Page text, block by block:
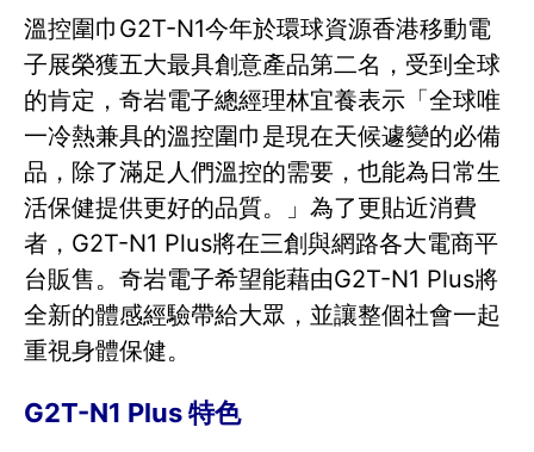
溫控圍巾G2T-N1今年於環球資源香港移動電
子展榮獲五大最具創意產品第二名，受到全球
的肯定，奇岩電子總經理林宜養表示「全球唯
一冷熱兼具的溫控圍巾是現在天候遽變的必備
品，除了滿足人們溫控的需要，也能為日常生
活保健提供更好的品質。」為了更貼近消費
者，G2T-N1 Plus將在三創與網路各大電商平
台販售。奇岩電子希望能藉由G2T-N1 Plus將
全新的體感經驗帶給大眾，並讓整個社會一起
重視身體保健。
G2T-N1 Plus 特色